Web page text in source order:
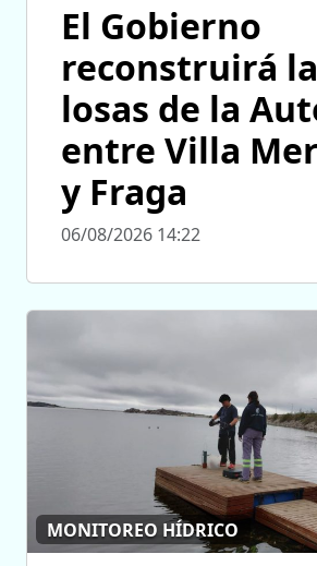
El Gobierno
reconstruirá
losas de la
entre Villa
y Fraga
06/08/2026 14:22
MONITOREO HÍDRICO